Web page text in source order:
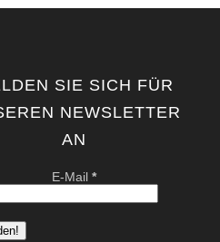
SIE SICH FÜR
NEWSLETTER
AN
E-Mail*